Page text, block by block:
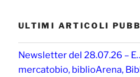
ULTIMI ARTICOLI
Newsletter del 28.07.26 –
mercatobio, biblioArena,